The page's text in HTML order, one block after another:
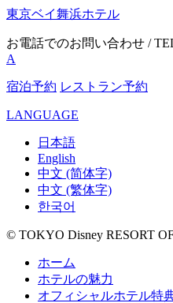
東京ベイ舞浜ホテル
お電話でのお問い合わせ /
A
宿泊予約 レストラン予約
LANGUAGE
日本語
English
中文 (简体字)
中文 (繁体字)
한국어
© TOKYO Disney RESORT
ホーム
ホテルの魅力
オフィシャルホテル特